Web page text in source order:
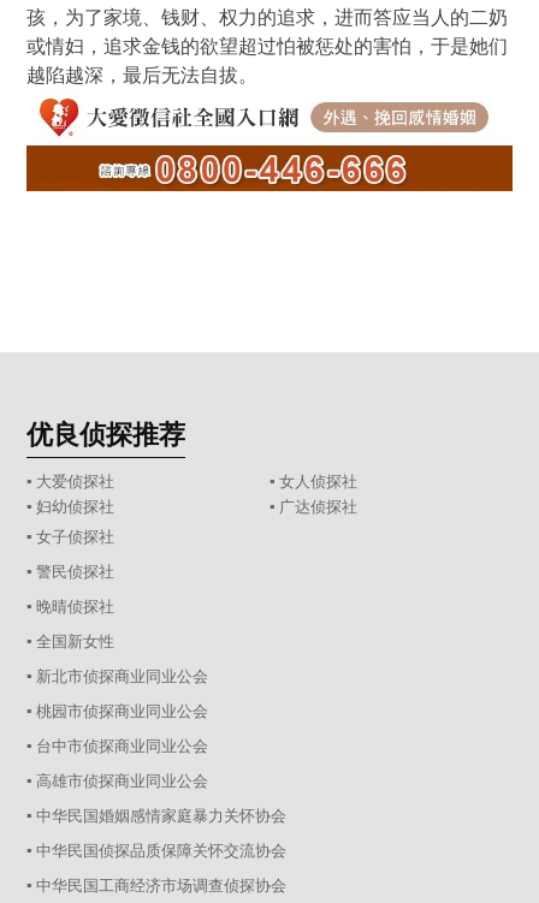
孩，为了家境、钱财、权力的追求，进而答应当人的二奶
或情妇，追求金钱的欲望超过怕被惩处的害怕，于是她们
越陷越深，最后无法自拔。
优良侦探推荐
▪ 大爱侦探社
▪ 女人侦探社
▪ 妇幼侦探社
▪ 广达侦探社
▪ 女子侦探社
▪ 警民侦探社
▪ 晚晴侦探社
▪ 全国新女性
▪ 新北市侦探商业同业公会
▪ 桃园市侦探商业同业公会
▪ 台中市侦探商业同业公会
▪ 高雄市侦探商业同业公会
▪ 中华民国婚姻感情家庭暴力关怀协会
▪ 中华民国侦探品质保障关怀交流协会
▪ 中华民国工商经济市场调查侦探协会